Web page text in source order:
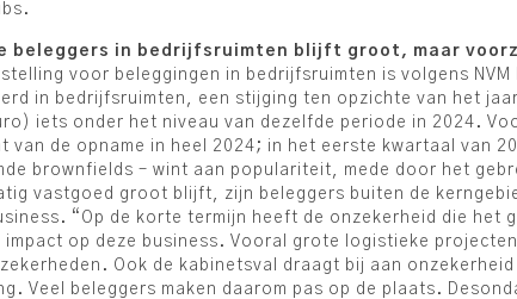
beleggers in bedrijfsruimten blijft groot, maar
voor beleggingen in bedrijfsruimten is volgens
in bedrijfsruimten, een stijging ten opzichte van het
iets onder het niveau van dezelfde periode in 2024.
van de opname in heel 2024; in het eerste kwartaal van
brownfields – wint aan populariteit, mede door het
vastgoed groot blijft, zijn beleggers buiten de
“Op de korte termijn heeft de onzekerheid die
impact op deze business. Vooral grote logistieke
Ook de kabinetsval draagt bij aan
Veel beleggers maken daarom pas op de plaats.